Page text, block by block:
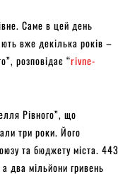
Саме в цей день
вже декілька років –
розповідає “rivne-
Рівного”, що
три роки. Його
та бюджету міста. 443
два мільйони гривень